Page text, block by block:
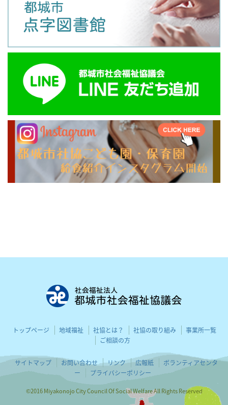
トップページ 地域福祉 社協とは？ 社協の取り組み
事業所一覧
ご相談の方
サイトマップ お問い合わせ リンク 広報紙
ボランティアセンタ
ー
プライバシーポリシー
©2016 Miyakonojo City Council Of Social Welfare All Rights Reserved